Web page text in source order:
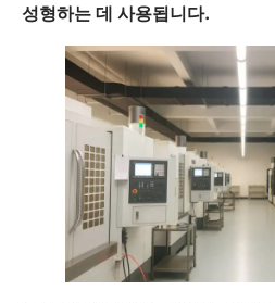
성형하는 데 사용됩니다.